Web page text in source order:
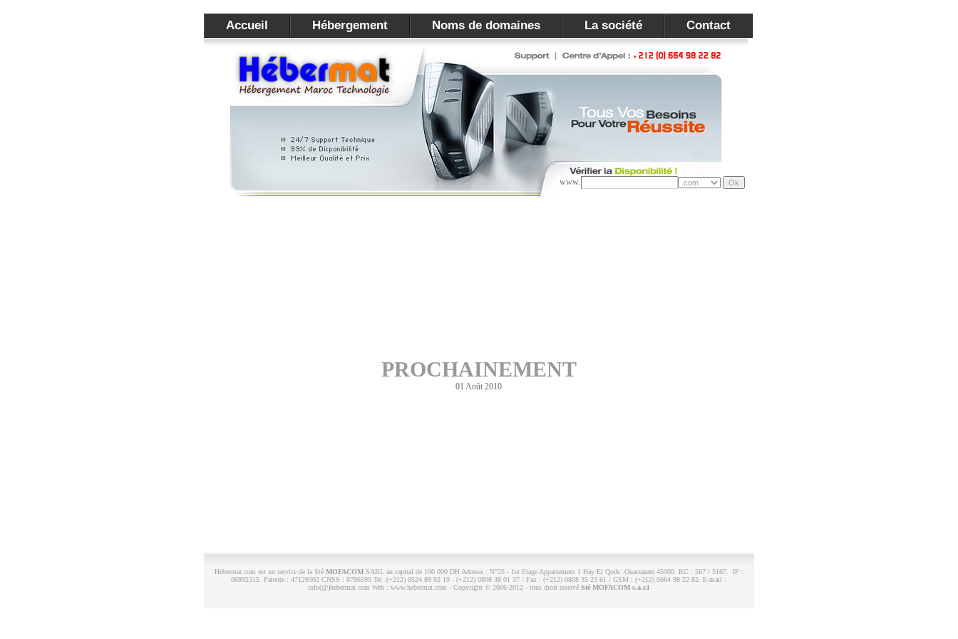
Accueil Hébergement Noms de domaines La société Contact
www.
PROCHAINEMENT
01 Août 2010
Hebermat.com est un service de la Sté MOFACOMSARL au capital de 100 000 DH Adresse : N°25 - 1er Etage Appartement 1 Hay El Qods .Ouarzazate 45000. RC : 567 / 5167. IF :
06992315 Patente : 47129302 CNSS : 8786595 Tel :(+212) 0524 89 02 19 - (+212) 0808 38 01 37 / Fax : (+212) 0808 35 23 61 / GSM : (+212) 0664 98 22 82. E-mail :
info(@)hebermat.com Web : www.hebermat.com - Copyright © 2006-2012 - tous droit reservé Sté MOFACOM s.a.r.l